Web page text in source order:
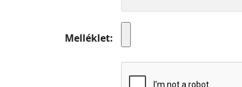
Melléklet